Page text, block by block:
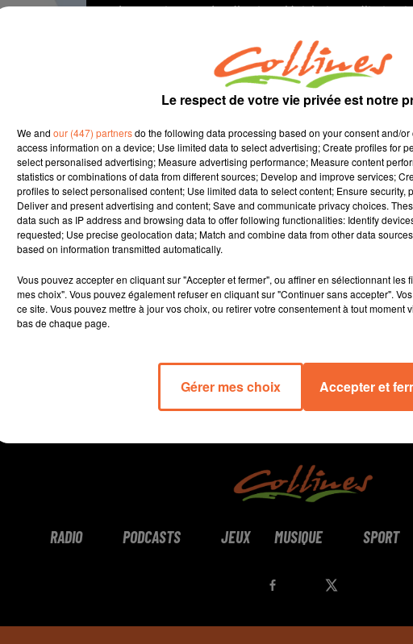
Le premier tour des élections législatives :
sortant Guillaume Chiche dans la première
Dans les deux autres circonscriptions, un duel
candidats le NUPES à ceux de la majorité
Véritable succès populaire pour les Highland Games
end au Château de Bressuire.
L'Entente Beaulieu-Breuil a remporté la finale de la
Saboureau de football.
Basket, Thouars a décroché la coupe des deux-
séniors garçons, Bressuire chez les filles.
RADIO PODCASTS JEUX MUSIQUE SPORT
Le respect de votre vie privée est notre
We and our (447) partnersdo the following data processing based on your consent and/
access information on a device; Use limited data to select advertising; Create profiles for
select personalised advertising; Measure advertising performance; Measure content
statistics or combinations of data from different sources; Develop and improve services;
profiles to select personalised content; Use limited data to select content; Ensure security,
Deliver and present advertising and content; Save and communicate privacy choices.
data such as IP address and browsing data to offer following functionalities: Identify
requested; Use precise geolocation data; Match and combine data from other data
based on information transmitted automatically.
Vous pouvez accepter en cliquant sur "Accepter et fermer", ou affiner en sélectionnant les
mes choix". Vous pouvez également refuser en cliquant sur "Continuer sans accepter".
ce site. Vous pouvez mettre à jour vos choix, ou retirer votre consentement à tout moment
bas de chaque page.
Gérer mes choix Accepter et